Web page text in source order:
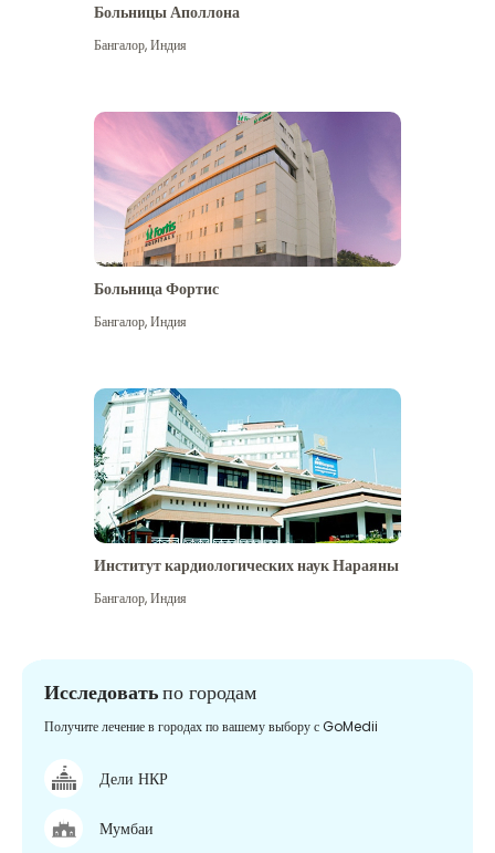
Посмотреть больше
Больницы Аполлона
Бангалор,Индия
Больница Фортис
Бангалор,Индия
Институт кардиологических наук Нараяны
Бангалор,Индия
Исследоватьпо городам
Получите лечение в городах по вашему выбору с GoMedii
Дели НКР
Мумбаи